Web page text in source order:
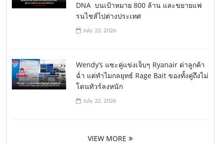
DNA บนเป้าหมาย 800 ล้าน และขยายแฟ
รนไชส์ไปต่างประเทศ
July 23, 2026
Wendy’s แซะคู่แข่งเจ็บๆ Ryanair ด่าลูกค้า
ฉ่ำ แต่ทำไมกลยุทธ์ Rage Bait ของทั้งคู่ถึงไม่
โดนทัวร์ลงหนัก
July 22, 2026
VIEW MORE